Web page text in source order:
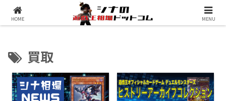
シナコムについて
買取
HOME MENU